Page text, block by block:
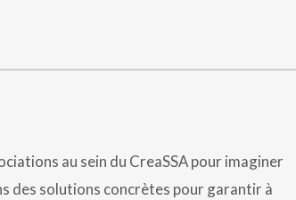
au sein du CreaSSA pour imaginer
des solutions concrètes pour garantir à